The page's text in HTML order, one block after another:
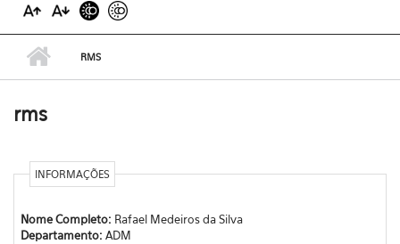
RMS
rms
INFORMAÇÕES
Nome Completo: Rafael Medeiros da Silva
Departamento: ADM